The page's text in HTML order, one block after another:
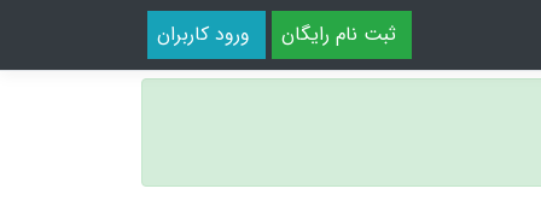
ثبت نام رایگان ورود کاربران